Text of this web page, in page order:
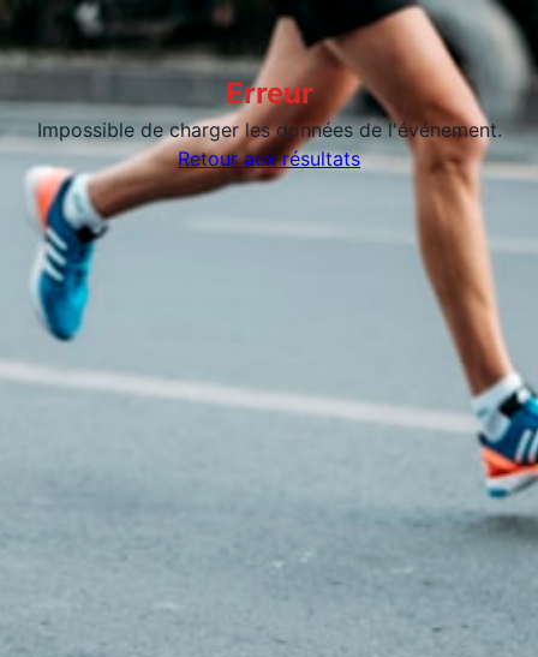
Erreur
Impossible de charger les données de l'événement.
Retour aux résultats